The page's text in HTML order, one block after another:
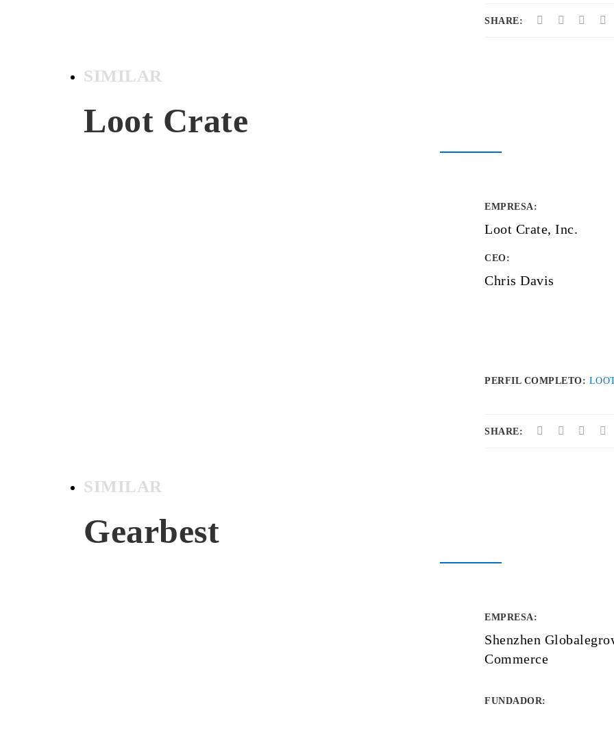
SHARE:
SIMILAR
Loot Crate
EMPRESA:
Loot Crate, Inc.
CEO:
Chris Davis
PERFIL COMPLETO:
SHARE:
SIMILAR
Gearbest
EMPRESA:
Shenzhen
Commerce
FUNDADOR: